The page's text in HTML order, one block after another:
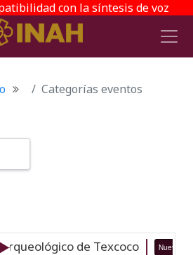
con la síntesis de voz
Categorías eventos
de Texcoco Nuevo